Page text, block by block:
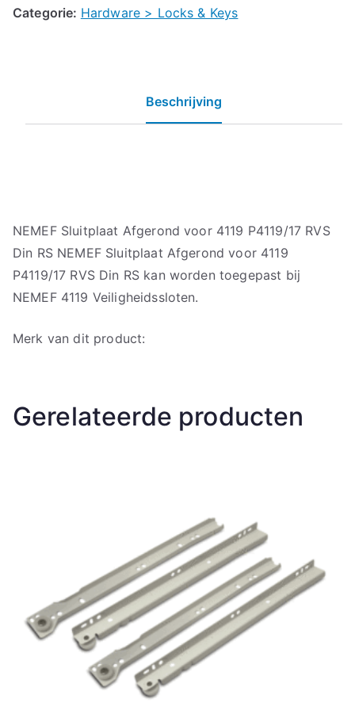
Categorie: Hardware > Locks & Keys
Beschrijving
NEMEF Sluitplaat Afgerond voor 4119 P4119/17 RVS
Din RS NEMEF Sluitplaat Afgerond voor 4119
P4119/17 RVS Din RS kan worden toegepast bij
NEMEF 4119 Veiligheidssloten.
Merk van dit product:
Gerelateerde producten